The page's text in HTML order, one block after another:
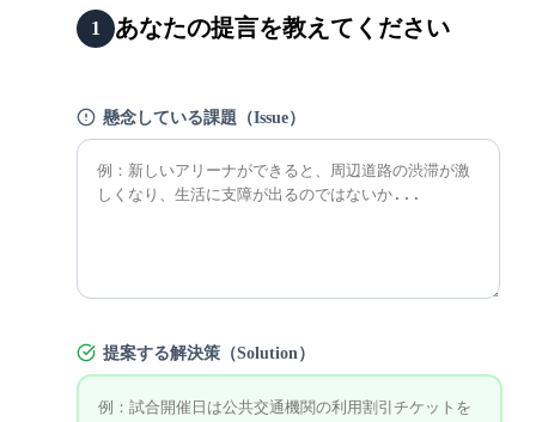
1 あなたの提言を教えてください
懸念している課題（Issue）
提案する解決策（Solution）